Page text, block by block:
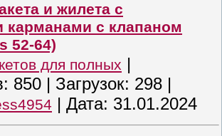
и жилета с
карманами с клапаном
52-64)
для полных |
850 | Загрузок: 298 |
| Дата: 31.01.2024